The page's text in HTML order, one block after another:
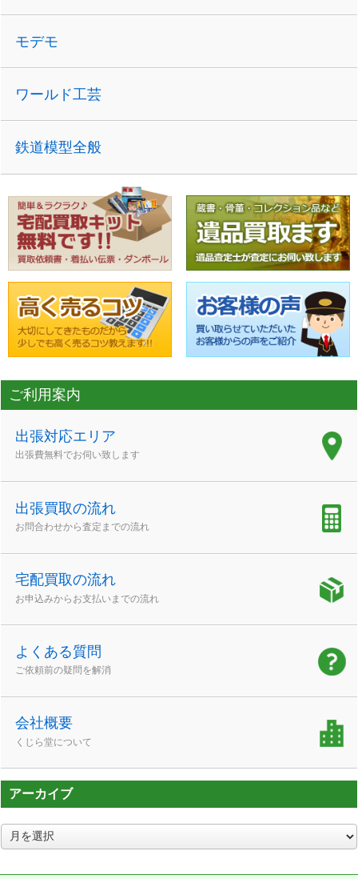
モデモ
ワールド工芸
鉄道模型全般
ご利用案内
出張対応エリア
出張費無料でお伺い致します
出張買取の流れ
お問合わせから査定までの流れ
宅配買取の流れ
お申込みからお支払いまでの流れ
よくある質問
ご依頼前の疑問を解消
会社概要
くじら堂について
アーカイブ
ア
ー